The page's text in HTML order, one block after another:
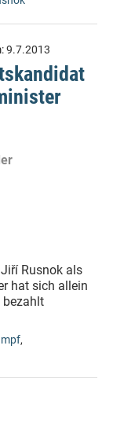
9.7.2013
Rusnok als
hat sich allein
bezahlt
,